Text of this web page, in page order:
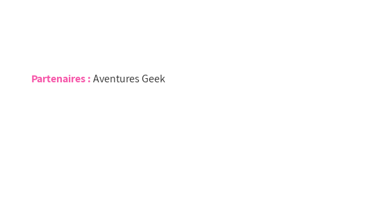
Partenaires :Aventures Geek